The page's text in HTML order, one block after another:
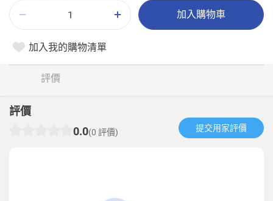
加入購物車
加入我的購物清單
評價
評價
0.0(0 評價) 提交用家評價​